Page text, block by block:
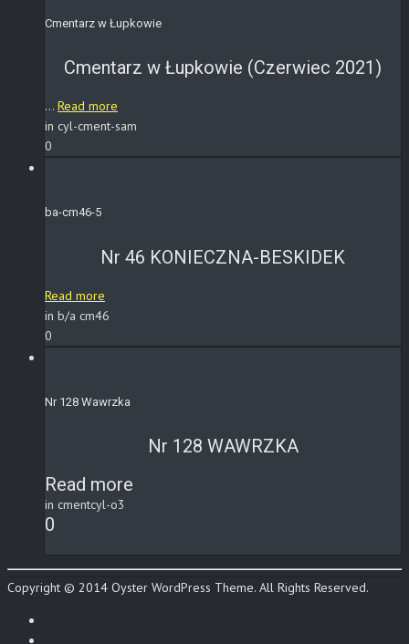
Cmentarz w Łupkowie
Cmentarz w Łupkowie (Czerwiec 2021)
... Read more
in cyl-cment-sam
0
ba-cm46-5
Nr 46 KONIECZNA-BESKIDEK
Read more
in b/a cm46
0
Nr 128 Wawrzka
Nr 128 WAWRZKA
Read more
in cmentcyl-o3
0
Copyright © 2014 Oyster WordPress Theme. All Rights Reserved.